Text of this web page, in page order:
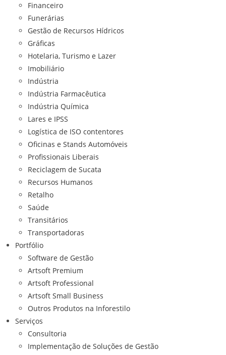
Financeiro
Funerárias
Gestão de Recursos Hídricos
Gráficas
Hotelaria, Turismo e Lazer
Imobiliário
Indústria
Indústria Farmacêutica
Indústria Química
Lares e IPSS
Logística de ISO contentores
Oficinas e Stands Automóveis
Profissionais Liberais
Reciclagem de Sucata
Recursos Humanos
Retalho
Saúde
Transitários
Transportadoras
Portfólio
Software de Gestão
Artsoft Premium
Artsoft Professional
Artsoft Small Business
Outros Produtos na Inforestilo
Serviços
Consultoria
Implementação de Soluções de Gestão